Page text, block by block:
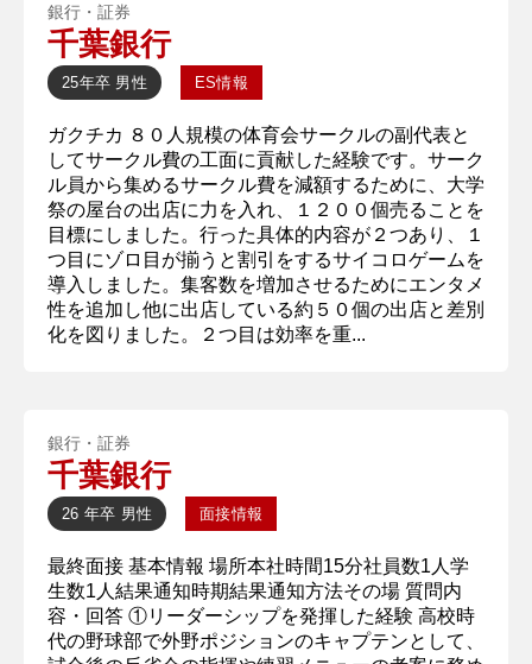
銀行・証券
千葉銀行
25年卒 男性 ES情報
ガクチカ ８０人規模の体育会サークルの副代表と
してサークル費の工面に貢献した経験です。サーク
ル員から集めるサークル費を減額するために、大学
祭の屋台の出店に力を入れ、１２００個売ることを
目標にしました。行った具体的内容が２つあり、１
つ目にゾロ目が揃うと割引をするサイコロゲームを
導入しました。集客数を増加させるためにエンタメ
性を追加し他に出店している約５０個の出店と差別
化を図りました。２つ目は効率を重...
銀行・証券
千葉銀行
26 年卒 男性 面接情報
最終面接 基本情報 場所本社時間15分社員数1人学
生数1人結果通知時期結果通知方法その場 質問内
容・回答 ①リーダーシップを発揮した経験 高校時
代の野球部で外野ポジションのキャプテンとして、